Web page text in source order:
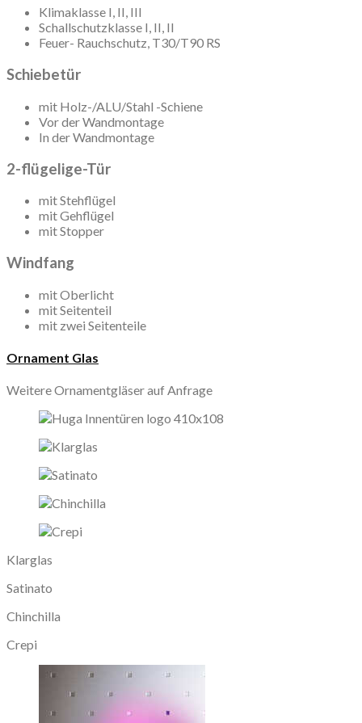
Klimaklasse I, II, III
Schallschutzklasse I, II, II
Feuer- Rauchschutz, T30/T90 RS
Schiebetür
mit Holz-/ALU/Stahl -Schiene
Vor der Wandmontage
In der Wandmontage
2-flügelige-Tür
mit Stehflügel
mit Gehflügel
mit Stopper
Windfang
mit Oberlicht
mit Seitenteil
mit zwei Seitenteile
Ornament Glas
Weitere Ornamentgläser auf Anfrage
Klarglas
Satinato
Chinchilla
Crepi